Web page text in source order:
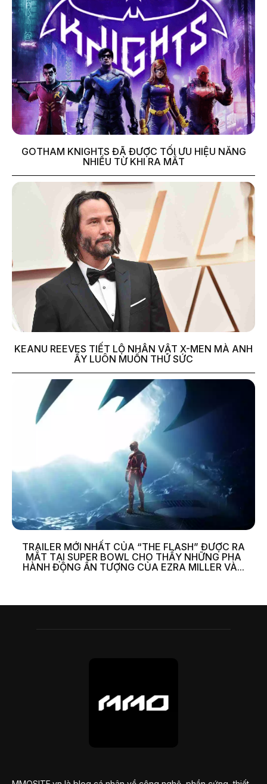
GOTHAM KNIGHTS ĐÃ ĐƯỢC TỐI ƯU HIỆU NĂNG
NHIỀU TỪ KHI RA MẮT
KEANU REEVES TIẾT LỘ NHÂN VẬT X-MEN MÀ ANH
ẤY LUÔN MUỐN THỬ SỨC
TRAILER MỚI NHẤT CỦA “THE FLASH” ĐƯỢC RA
MẮT TẠI SUPER BOWL CHO THẤY NHỮNG PHA
HÀNH ĐỘNG ẤN TƯỢNG CỦA EZRA MILLER VÀ...